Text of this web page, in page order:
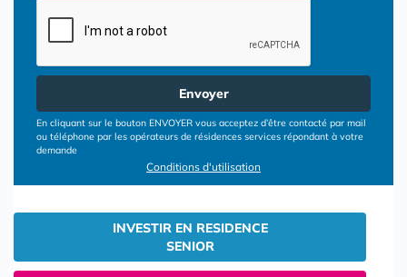
Envoyer
En cliquant sur le bouton ENVOYER vous acceptez d’être contacté par mail
ou téléphone par les opérateurs de résidences services répondant à votre
demande
Conditions d'utilisation
INVESTIR EN RESIDENCE
SENIOR